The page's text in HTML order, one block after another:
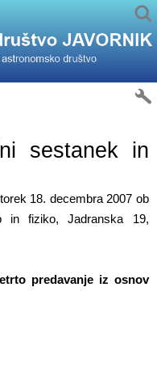
sestanek in
18. decembra 2007 ob
in fiziko, Jadranska 19,
predavanje iz osnov